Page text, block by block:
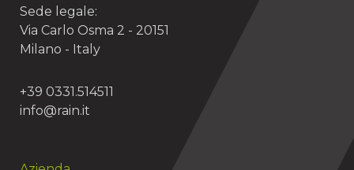
Sede legale:
Via Carlo Osma 2 - 20151
Milano - Italy
+39 0331.514511
info@rain.it